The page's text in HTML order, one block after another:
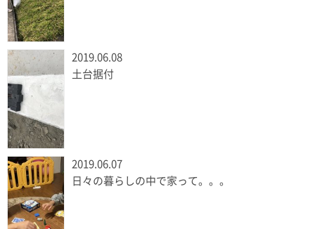
2019.06.08
土台据付
2019.06.07
日々の暮らしの中で家って。。。